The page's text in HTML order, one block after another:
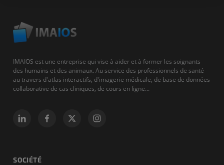
IMAIOS est une entreprise qui vise à aider et à former les soignants
des humains et des animaux. Au service des professionnels de santé
au travers d'atlas interactifs, d'imagerie médicale, de base de données
collaborative de cas cliniques, de cours en ligne...
SOCIÉTÉ